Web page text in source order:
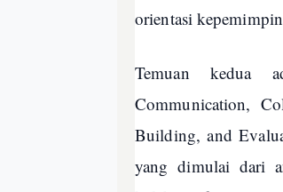
orientasi
Temuan kedua
Communication,
Building, and
yang dimulai dari